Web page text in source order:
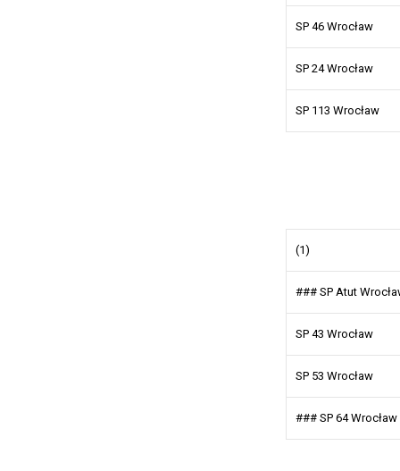
SP 46 Wrocław
SP 24 Wrocław
SP 113 Wrocław
(1)
### SP Atut
SP 43 Wrocław
SP 53 Wrocław
### SP 64